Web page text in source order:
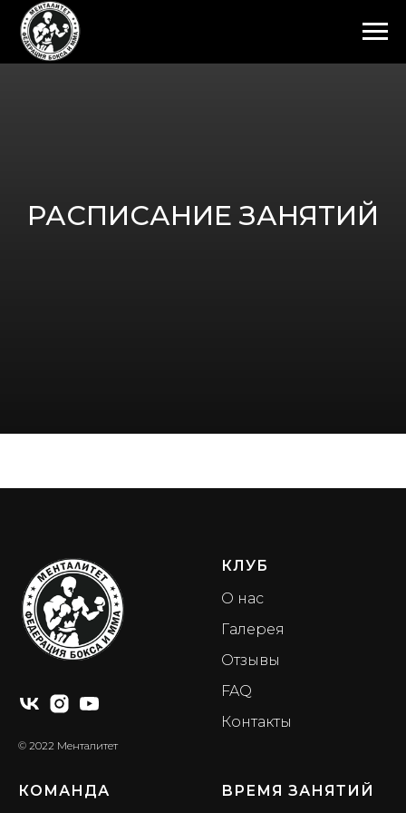
РАСПИСАНИЕ ЗАНЯТИЙ
© 2022 Менталитет
КЛУБ
О нас
Галерея
Отзывы
FAQ
Контакты
КОМАНДА ВРЕМЯ ЗАНЯТИЙ